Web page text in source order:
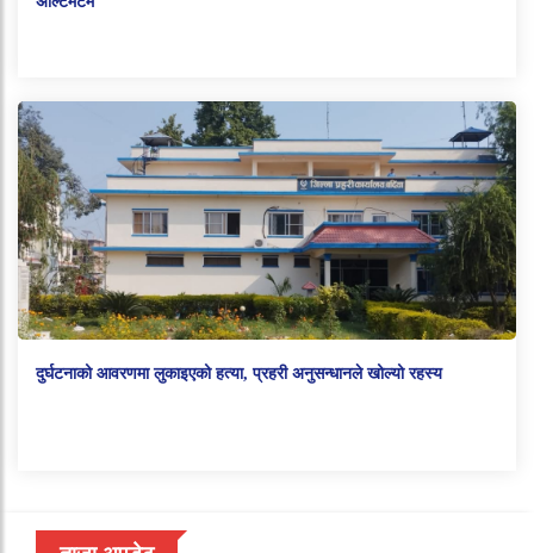
दुर्घटनाको आवरणमा लुकाइएको हत्या, प्रहरी अनुसन्धानले खोल्यो रहस्य